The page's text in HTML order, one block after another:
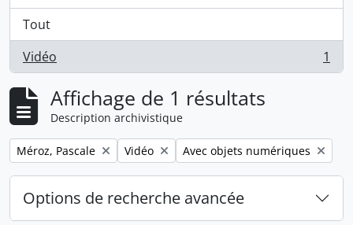
Tout
Vidéo
, 1 résultats 1
Affichage de 1 résultats
Description archivistique
Remove filter:
Méroz, Pascale Remove filter:
Vidéo Remove filter:
Avec objets numériques
Options de recherche avancée